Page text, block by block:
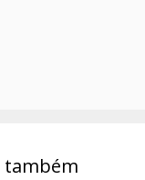
também